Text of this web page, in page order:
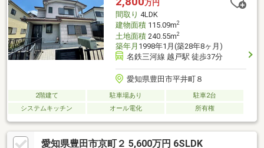
ん、住宅ローンなどのご相談も承ります！まずはお気軽にお問い
合わせください♪
万円
間取り 4LDK
建物面積115.09m2
土地面積240.55m2
築年月 1998年1月(築28年8ヶ月)
名鉄三河線 越戸駅 徒歩37分
愛知県豊田市平井町８
2階建て 駐車場あり
駐車2台
システムキッチン
オール電化 所有権
愛知県豊田市京町２ 5,600万円 6SLDK